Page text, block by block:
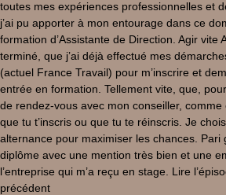
toutes mes expériences professionnelles et
j’ai pu apporter à mon entourage dans ce
formation d’Assistante de Direction. Agir vite
terminé, que j’ai déjà effectué mes
(actuel France Travail) pour m’inscrire et
entrée en formation. Tellement vite, que,
de rendez-vous avec mon conseiller,
que tu t’inscris ou que tu te réinscris. Je
alternance pour maximiser les chances. Pari
diplôme avec une mention très bien et une
l’entreprise qui m’a reçu en stage. Lire
précédent